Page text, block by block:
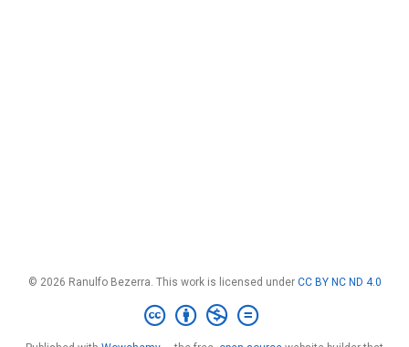
© 2026 Ranulfo Bezerra. This work is licensed under CC BY NC ND 4.0